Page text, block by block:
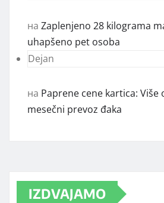
на Zaplenjeno 28 kilograma
uhapšeno pet osoba
Dejan
на Paprene cene kartica: Više
mesečni prevoz đaka
IZDVAJAMO